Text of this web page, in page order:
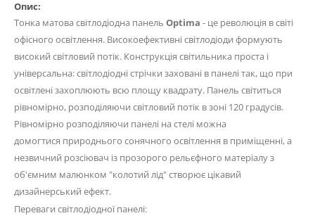
Тонка матова світлодіодна панель Optima - це революція в світі
офісного освітлення. Високоефективні світлодіоди формують
високий світловий потік. Конструкція світильника проста і
універсальна: світлодіодні стрічки заховані в панелі так, що при
освітлені захоплюють всю площу квадрату. Панель світиться
рівномірно, розподіляючи світловий потік в зоні 120 градусів.
Рівномірно розподіляючи панелі на стелі можна
домогтися природнього сонячного освітлення в приміщенні, а
незвичний розсіювач із прозорого рельєфного матеріалу з
об'ємним малюнком "колотий лід" створює цікавий
дизайнерський ефект.
Переваги світлодіодної панелі: